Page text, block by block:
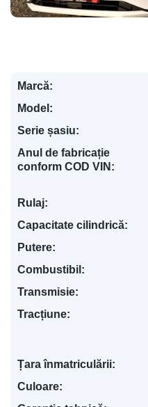
Marcă:
Model:
Serie șasiu:
Anul de fabricație
conform COD VIN:
Rulaj:
Capacitate cilindrică:
Putere:
Combustibil:
Transmisie:
Tracțiune:
Țara înmatriculării:
Culoare: